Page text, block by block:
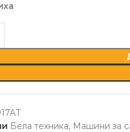
Бела техника, Машини за